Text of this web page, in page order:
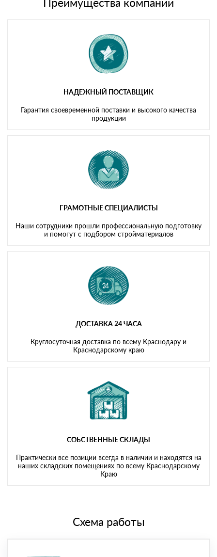
НАДЕЖНЫЙ ПОСТАВЩИК
Гарантия своевременной поставки и высокого качества
продукции
ГРАМОТНЫЕ СПЕЦИАЛИСТЫ
Наши сотрудники прошли профессиональную подготовку
и помогут с подбором стройматериалов
ДОСТАВКА 24 ЧАСА
Круглосуточная доставка по всему Краснодару и
Краснодарскому краю
СОБСТВЕННЫЕ СКЛАДЫ
Практически все позиции всегда в наличии и находятся на
наших складских помещениях по всему Краснодарскому
Краю
Схема работы